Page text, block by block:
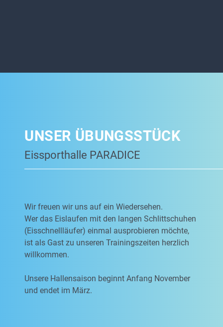
UNSER ÜBUNGSSTÜCK
Eissporthalle PARADICE
Wir freuen wir uns auf ein Wiedersehen.
Wer das Eislaufen mit den langen Schlittschuhen
(Eisschnellläufer) einmal ausprobieren möchte,
ist als Gast zu unseren Trainingszeiten herzlich
willkommen.
Unsere Hallensaison beginnt Anfang November
und endet im März.